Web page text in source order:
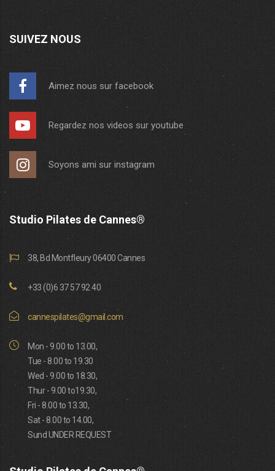
SUIVEZ NOUS
Aimez nous sur facebook
Regardez nos videos sur youtube
Soyons ami sur instagram
Studio Pilates de Cannes®
38, Bd Montfleury 06400 Cannes
+33 (0)6 37 57 92 40
cannespilates@gmail.com
Mon - 9.00 to 13.00,
Tue - 8.00 to 19.30
Wed - 9.00 to 18.30,
Thur - 9.00 to19.30,
Fri - 8.00 to 13.30,
Sat - 8.00 to 14.00,
Sund UNDER REQUEST